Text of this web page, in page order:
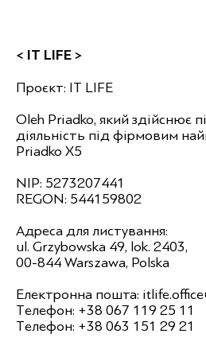
< IT LIFE >
Проєкт: IT LIFE
Oleh Priadko, який здійснює
діяльність під фірмовим
Priadko X5
NIP: 5273207441
REGON: 544159802
Адреса для листування:
ul. Grzybowska 49, lok. 2403,
00-844 Warszawa, Polska
Електронна пошта:
Телефон: +38 067 119 25 11
Телефон: +38 063 151 29 21